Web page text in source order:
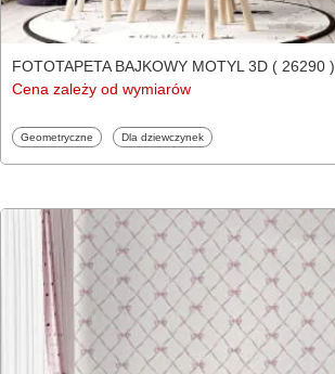
FOTOTAPETA BAJKOWY MOTYL 3D ( 26290 )
Cena zależy od wymiarów
Fototapety
Geometryczne Fototapety
Dla dziewczynek